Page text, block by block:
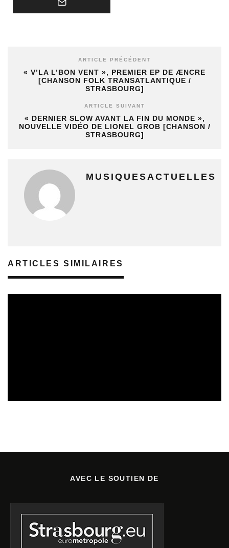
ARTICLE PRÉCÉDENT
« V’LA L’BON VENT », PREMIER EP DE ÆNCRE
[CHANSON FOLK TRANSATLANTIQUE /
STRASBOURG]
ARTICLE SUIVANT
« DERNIER SLOW AVANT LA FIN DU MONDE »,
NOUVELLE VIDÉO DE LIONEL GROB [CHANSON /
STRASBOURG]
MUSIQUESACTUELLES
ARTICLES SIMILAIRES
AVEC LE SOUTIEN DE